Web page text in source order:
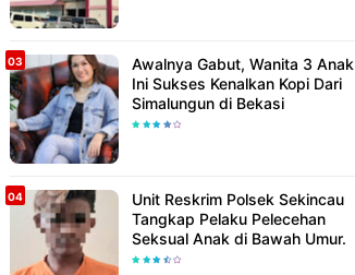
Awalnya Gabut, Wanita 3 Anak
Ini Sukses Kenalkan Kopi Dari
Simalungun di Bekasi
Unit Reskrim Polsek Sekincau
Tangkap Pelaku Pelecehan
Seksual Anak di Bawah Umur.